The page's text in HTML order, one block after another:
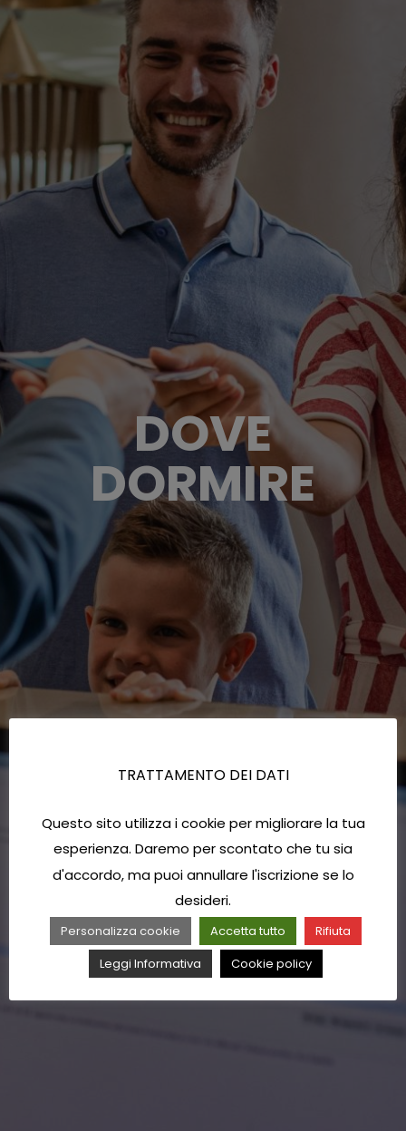
DOVE
DORMIRE
TRATTAMENTO DEI DATI
Questo sito utilizza i cookie per migliorare la tua
esperienza. Daremo per scontato che tu sia
d'accordo, ma puoi annullare l'iscrizione se lo
desideri.
Personalizza cookie Accetta tutto
Rifiuta
Leggi Informativa
Cookie policy